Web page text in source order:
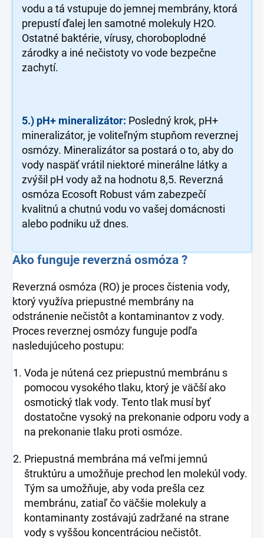
vodu a tá vstupuje do jemnej membrány, ktorá
prepustí ďalej len samotné molekuly H2O.
Ostatné baktérie, vírusy, choroboplodné
zárodky a iné nečistoty vo vode bezpečne
zachytí.
5.) pH+ mineralizátor: Posledný krok, pH+
mineralizátor, je voliteľným stupňom reverznej
osmózy. Mineralizátor sa postará o to, aby do
vody naspäť vrátil niektoré minerálne látky a
zvýšil pH vody až na hodnotu 8,5. Reverzná
osmóza Ecosoft Robust vám zabezpečí
kvalitnú a chutnú vodu vo vašej domácnosti
alebo podniku už dnes.
Ako funguje reverzná osmóza ?
Reverzná osmóza (RO) je proces čistenia vody,
ktorý využíva priepustné membrány na
odstránenie nečistôt a kontaminantov z vody.
Proces reverznej osmózy funguje podľa
nasledujúceho postupu:
Voda je nútená cez priepustnú membránu s
pomocou vysokého tlaku, ktorý je väčší ako
osmotický tlak vody. Tento tlak musí byť
dostatočne vysoký na prekonanie odporu vody a
na prekonanie tlaku proti osmóze.
Priepustná membrána má veľmi jemnú
štruktúru a umožňuje prechod len molekúl vody.
Tým sa umožňuje, aby voda prešla cez
membránu, zatiaľ čo väčšie molekuly a
kontaminanty zostávajú zadržané na strane
vody s vyššou koncentráciou nečistôt.